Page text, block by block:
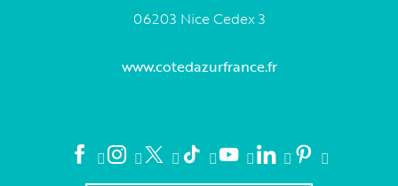
06203 Nice Cedex 3
www.cotedazurfrance.fr